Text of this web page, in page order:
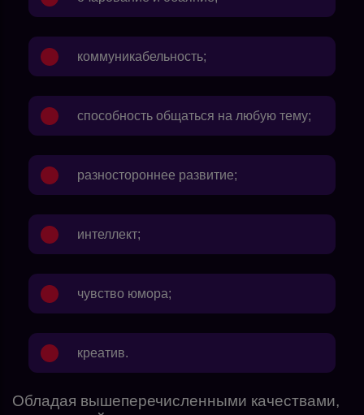
коммуникабельность;
способность общаться на любую тему;
разностороннее развитие;
интеллект;
чувство юмора;
креатив.
Обладая вышеперечисленными качествами,